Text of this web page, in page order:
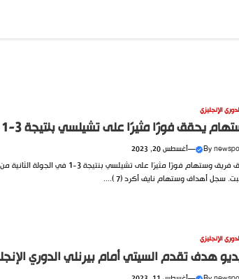
الإنجليزي
يحقق فوزًا مثيرًا على تشيلسي بنتيجة 3-1
By
—أغسطس 20, 2023
حقق فريق وستهام فوزًا مثيرًا على تشيلسي
سجل أهداف وستهام نايف أكرد (7 )....
الإنجليزي
هدف تقدم السيتي أمام بيرنلي الدوري